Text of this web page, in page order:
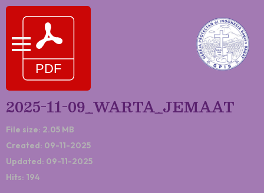
2025-11-09_WARTA_JEMAAT
File size: 2.05 MB
Created: 09-11-2025
Updated: 09-11-2025
Hits: 194